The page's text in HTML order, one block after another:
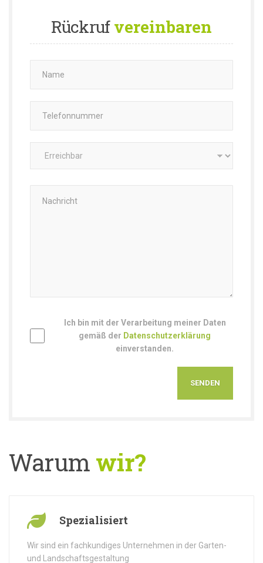
Rückrufvereinbaren
Ich bin mit der Verarbeitung meiner Daten
gemäß der Datenschutzerklärung
einverstanden.
Warum wir?
Spezialisiert
Wir sind ein fachkundiges Unternehmen in der Garten-
und Landschaftsgestaltung